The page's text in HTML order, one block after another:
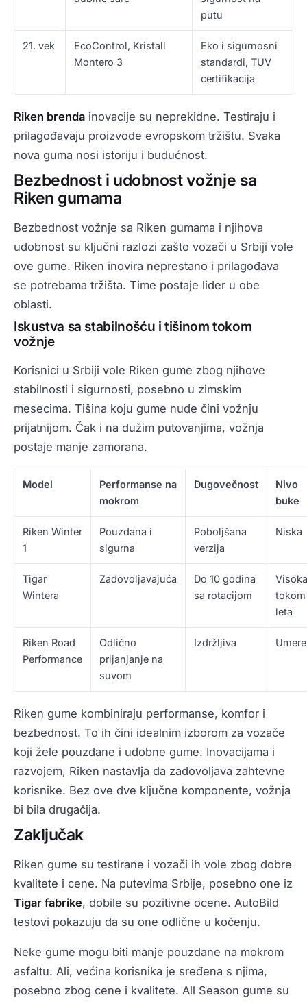
putu
21. vek
EcoControl, Kristall
Montero 3
Eko i sigurnosni
standardi, TUV
certifikacija
Riken brenda inovacije su neprekidne. Testiraju i
prilagođavaju proizvode evropskom tržištu. Svaka
nova guma nosi istoriju i budućnost.
Bezbednost i udobnost vožnje sa
Riken gumama
Bezbednost vožnje sa Riken gumama i njihova
udobnost su ključni razlozi zašto vozači u Srbiji vole
ove gume. Riken inovira neprestano i prilagođava
se potrebama tržišta. Time postaje lider u obe
oblasti.
Iskustva sa stabilnošću i tišinom tokom
vožnje
Korisnici u Srbiji vole Riken gume zbog njihove
stabilnosti i sigurnosti, posebno u zimskim
mesecima. Tišina koju gume nude čini vožnju
prijatnijom. Čak i na dužim putovanjima, vožnja
postaje manje zamorana.
Model
Performanse na
mokrom
Dugovečnost
Nivo
buke
Riken Winter
1
Pouzdana i
sigurna
Poboljšana
verzija
Niska
Tigar
Wintera
Zadovoljavajuća
Do 10 godina
sa rotacijom
Visoka
tokom
leta
Riken Road
Performance
Odlično
prijanjanje na
suvom
Izdržljiva
Riken gume kombiniraju performanse, komfor i
bezbednost. To ih čini idealnim izborom za vozače
koji žele pouzdane i udobne gume. Inovacijama i
razvojem, Riken nastavlja da zadovoljava zahtevne
korisnike. Bez ove dve ključne komponente, vožnja
bi bila drugačija.
Zaključak
Riken gume su testirane i vozači ih vole zbog dobre
kvalitete i cene. Na putevima Srbije, posebno one iz
Tigar fabrike, dobile su pozitivne ocene. AutoBild
testovi pokazuju da su one odlične u kočenju.
Neke gume mogu biti manje pouzdane na mokrom
asfaltu. Ali, većina korisnika je sređena s njima,
posebno zbog cene i kvalitete. All Season gume su